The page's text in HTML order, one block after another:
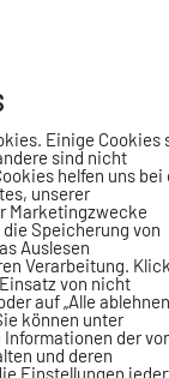
der
15
ab.
Einige Cookies
sind nicht
helfen uns bei
unserer
Marketingzwecke
Speicherung von
Auslesen
Verarbeitung.
von nicht
auf „Alle
können unter
Informationen der
und deren
Einstellungen